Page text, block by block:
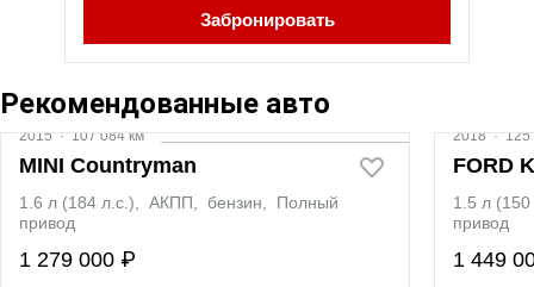
Забронировать
Рекомендованные авто
2015·107 084 км
MINI Countryman
1.6 л (184 л.с.), АКПП, бензин, Полный
привод
1 279 000 ₽
2018·125
FORD
1.5 л
привод
1 449